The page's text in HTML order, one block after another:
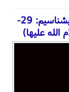
فاطمه زهرا سلام الله علیها را بهتر بشناسیم: 29-
علیها)